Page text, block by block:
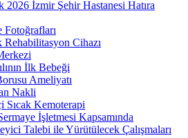
2026 İzmir Şehir Hastanesi Hatıra
Fotoğrafları
Rehabilitasyon Cihazı
İlk Bebeği
Ameliyatı
Nakli
Sıcak Kemoterapi
İşletmesi Kapsamında
Talebi ile Yürütülecek Çalışmaları